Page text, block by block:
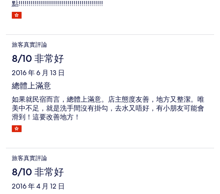
點!!!!!!!!!!!!!!!!!!!!!!!!!!!!!!!!!!!!!!!!!!!
旅客真實評論
8/10 非常好
2016 年 6 月 13 日
總體上滿意
如果就民宿而言，總體上滿意。店主態度友善，地方又整潔。唯
美中不足，就是洗手間沒有掛勾，去水又唔好，有小朋友可能會
滑到！這要改善地方！
旅客真實評論
8/10 非常好
2016 年 4 月 12 日